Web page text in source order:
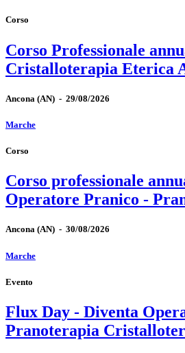
Corso
Corso Professionale
Cristalloterapia Eterica
Ancona (AN) - 29/08/2026
Marche
Corso
Corso professionale
Operatore Pranico -
Ancona (AN) - 30/08/2026
Marche
Evento
Flux Day - Diventa
Pranoterapia